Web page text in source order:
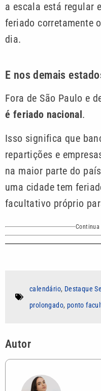
a escala está regular
feriado corretamente
dia.
E nos demais
Fora de São Paulo e
é feriado nacional .
Isso significa que
repartições e
na maior parte do
uma cidade tem
facultativo próprio
calendário, Destaque
prolongado, ponto
Autor